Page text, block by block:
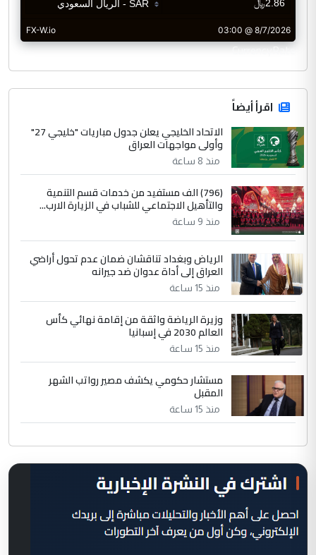
CurrencyRate
اقرأ أيضاً
الاتحاد الخليجي يعلن جدول مباريات "خليجي 27"
وأولى مواجهات العراق
منذ 8 ساعة
(796) الف مستفيد من خدمات قسم التنمية
والتأهيل الاجتماعي للشباب في الزيارة الارب...
منذ 9 ساعة
الرياض وبغداد تناقشان ضمان عدم تحول أراضي
العراق إلى أداة عدوان ضد جيرانه
منذ 15 ساعة
وزيرة الرياضة واثقة من إقامة نهائي كأس
العالم 2030 في إسبانيا
منذ 15 ساعة
مستشار حكومي يكشف مصير رواتب الشهر
المقبل
منذ 15 ساعة